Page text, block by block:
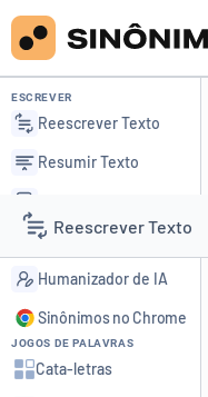
Reescrever Texto
Resumir Texto
Corrigir Texto
ESCREVER
Reescrever Texto
Resumir Texto
Detector de IA
Humanizador de IA
Sinônimos no Chrome
JOGOS DE PALAVRAS
Cata-letras